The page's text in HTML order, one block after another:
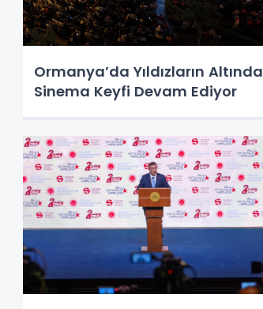
Ormanya’da Yıldızların Altında
Sinema Keyfi Devam Ediyor